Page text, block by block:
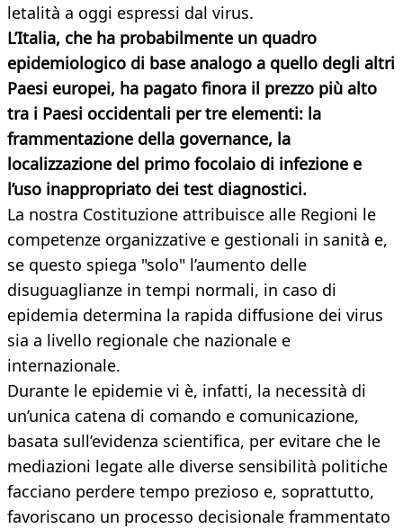
letalità a oggi espressi dal virus.
L’Italia, che ha probabilmente un quadro
epidemiologico di base analogo a quello degli altri
Paesi europei, ha pagato finora il prezzo più alto
tra i Paesi occidentali per tre elementi: la
frammentazione della governance, la
localizzazione del primo focolaio di infezione e
l’uso inappropriato dei test diagnostici.
La nostra Costituzione attribuisce alle Regioni le
competenze organizzative e gestionali in sanità e,
se questo spiega "solo" l’aumento delle
disuguaglianze in tempi normali, in caso di
epidemia determina la rapida diffusione dei virus
sia a livello regionale che nazionale e
internazionale.
Durante le epidemie vi è, infatti, la necessità di
un’unica catena di comando e comunicazione,
basata sull’evidenza scientifica, per evitare che le
mediazioni legate alle diverse sensibilità politiche
facciano perdere tempo prezioso e, soprattutto,
favoriscano un processo decisionale frammentato